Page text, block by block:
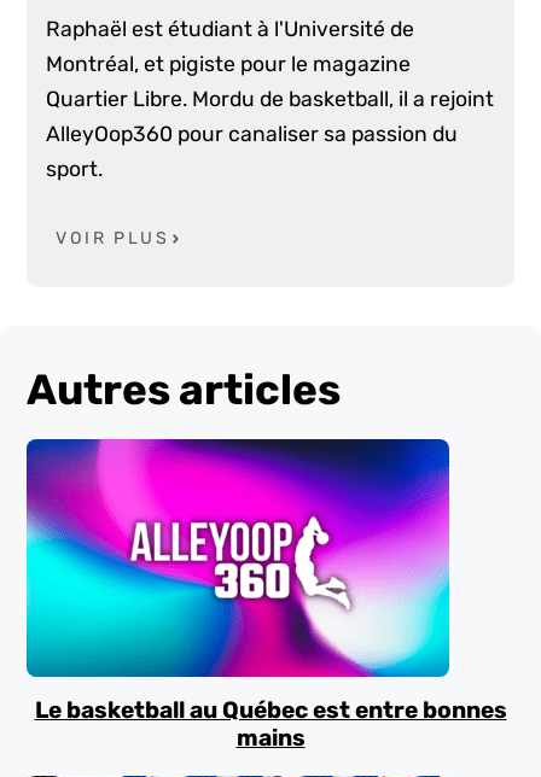
Raphaël est étudiant à l'Université de
Montréal, et pigiste pour le magazine
Quartier Libre. Mordu de basketball, il a rejoint
AlleyOop360 pour canaliser sa passion du
sport.
VOIR PLUS
Autres articles
Le basketball au Québec est entre bonnes
mains